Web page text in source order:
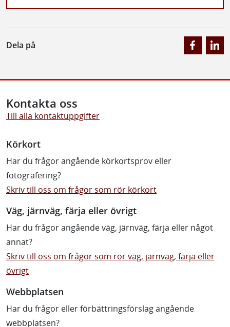
Dela på
Kontakta oss
Till alla kontaktuppgifter
Körkort
Har du frågor angående körkortsprov eller
fotografering?
Skriv till oss om frågor som rör körkort
Väg, järnväg, färja eller övrigt
Har du frågor angående väg, järnväg, färja eller något
annat?
Skriv till oss om frågor som rör väg, järnväg, färja eller
övrigt
Webbplatsen
Har du frågor eller förbättringsförslag angående
webbplatsen?